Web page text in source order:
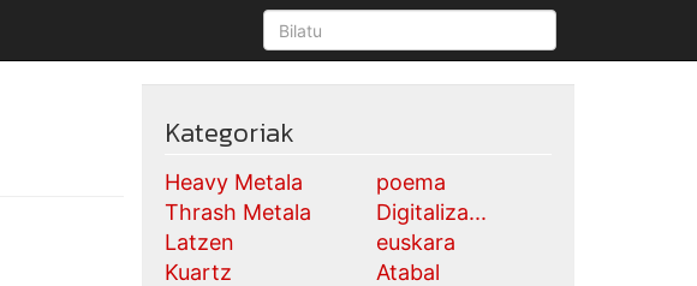
Kategoriak
Heavy Metala
Thrash Metala
Latzen
Kuartz
poema
Digitaliza...
euskara
Atabal